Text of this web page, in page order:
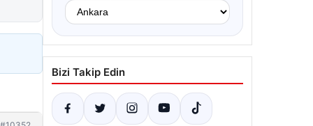
Bizi Takip Edin